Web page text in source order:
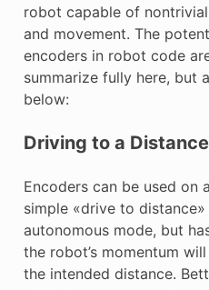
robot capable of
and movement. The
encoders in robot code
summarize fully here, but
below:
Driving to a Distance
Encoders can be used on
simple «drive to
autonomous mode, but
the robot’s momentum
the intended distance.